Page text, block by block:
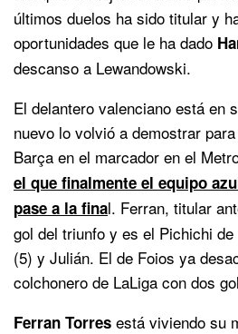
últimos duelos ha sido titular y
oportunidades que le ha dado
descanso a Lewandowski.
El delantero valenciano está en
nuevo lo volvió a demostrar
Barça en el marcador en el
el que finalmente el equipo
pase a la final. Ferran, titular
gol del triunfo y es el Pichichi
(5) y Julián. El de Foios ya
colchonero de LaLiga con dos
Ferran Torres está viviendo su